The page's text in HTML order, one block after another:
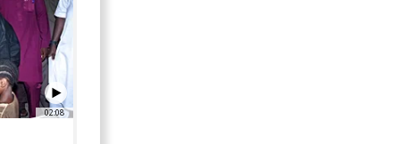
02:08